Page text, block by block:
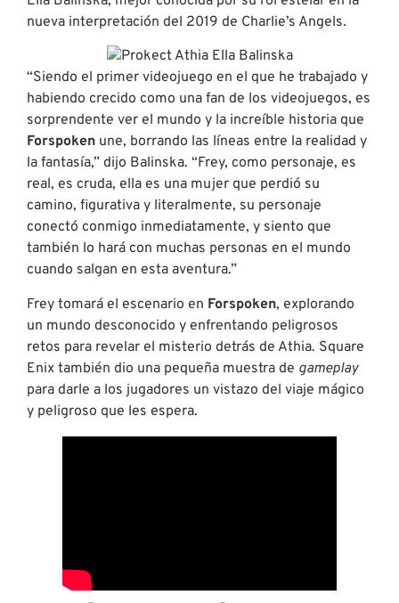
nueva interpretación del 2019 de Charlie’s Angels.
“Siendo el primer videojuego en el que he trabajado y
habiendo crecido como una fan de los videojuegos, es
sorprendente ver el mundo y la increíble historia que
Forspoken une, borrando las líneas entre la realidad y
la fantasía,” dijo Balinska. “Frey, como personaje, es
real, es cruda, ella es una mujer que perdió su
camino, figurativa y literalmente, su personaje
conectó conmigo inmediatamente, y siento que
también lo hará con muchas personas en el mundo
cuando salgan en esta aventura.”
Frey tomará el escenario en Forspoken, explorando
un mundo desconocido y enfrentando peligrosos
retos para revelar el misterio detrás de Athia. Square
Enix también dio una pequeña muestra de gameplay
para darle a los jugadores un vistazo del viaje mágico
y peligroso que les espera.